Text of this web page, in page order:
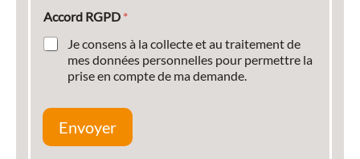
Accord RGPD *
Je consens à la collecte et au traitement de
mes données personnelles pour permettre la
prise en compte de ma demande.
Envoyer